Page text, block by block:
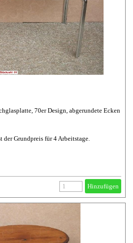
70er Design, abgerundete Ecken
der Grundpreis für 4 Arbeitstage.
Hinzufügen